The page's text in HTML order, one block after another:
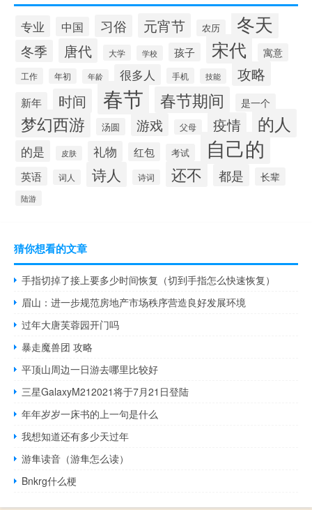
专业 中国 习俗 元宵节 农历 冬天
冬季 唐代 大学 学校 孩子 宋代 寓意
工作 年初 年龄 很多人 手机 技能 攻略
新年 时间 春节 春节期间 是一个
梦幻西游 汤圆 游戏 父母 疫情 的人
的是 皮肤 礼物 红包 考试 自己的
英语 词人 诗人 诗词 还不 都是 长辈
陆游
猜你想看的文章
手指切掉了接上要多少时间恢复（切到手指怎么快速恢复）
眉山：进一步规范房地产市场秩序营造良好发展环境
过年大唐芙蓉园开门吗
暴走魔兽团 攻略
平顶山周边一日游去哪里比较好
三星GalaxyM212021将于7月21日登陆
年年岁岁一床书的上一句是什么
我想知道还有多少天过年
游隼读音（游隼怎么读）
Bnkrg什么梗